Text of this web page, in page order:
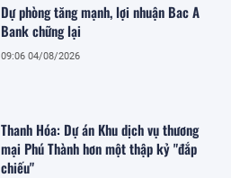
Dự phòng tăng mạnh, lợi nhuận Bac A
Bank chững lại
09:06 04/08/2026
Thanh Hóa: Dự án Khu dịch vụ thương
mại Phú Thành hơn một thập kỷ "đắp
chiếu"